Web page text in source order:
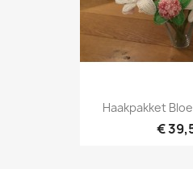
Haakpakket
€